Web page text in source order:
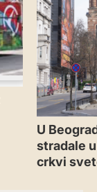
U
stradale
crkvi